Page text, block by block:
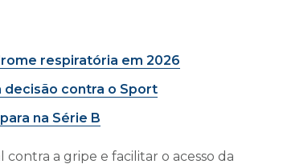
respiratória em 2026
decisão contra o Sport
na Série B
a gripe e facilitar o acesso da